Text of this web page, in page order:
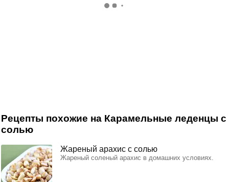
Рецепты похожие на Карамельные леденцы с
солью
Жареный арахис с солью
Жареный соленый арахис в домашних условиях.